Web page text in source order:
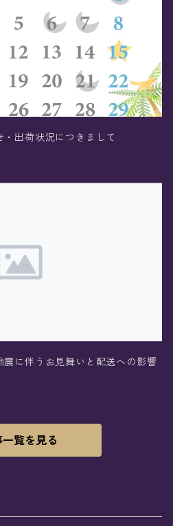
・出荷状況につきまして
震に伴うお見舞いと配送への影響
覧を見る